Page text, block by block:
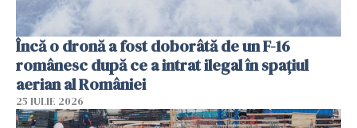
Încă o dronă a fost doborâtă de un F-16
românesc după ce a intrat ilegal în spațiul
aerian al României
25 IULIE 2026